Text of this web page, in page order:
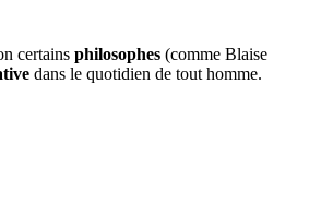
certains philosophes (comme Blaise
dans le quotidien de tout homme.